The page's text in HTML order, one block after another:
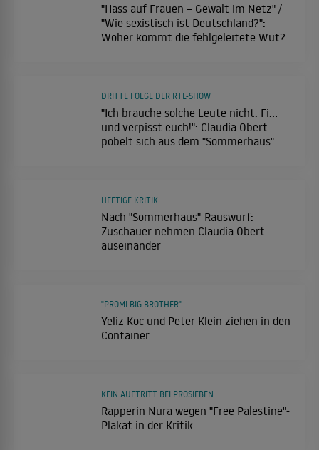
"Hass auf Frauen – Gewalt im Netz" /
"Wie sexistisch ist Deutschland?":
Woher kommt die fehlgeleitete Wut?
"Ich brauche solche Leute nicht. Fi...
und verpisst euch!": Claudia Obert
pöbelt sich aus dem "Sommerhaus"
DRITTE FOLGE DER RTL-SHOW
Nach "Sommerhaus"-Rauswurf:
Zuschauer nehmen Claudia Obert
auseinander
HEFTIGE KRITIK
Yeliz Koc und Peter Klein ziehen in den
Container
"PROMI BIG BROTHER"
Rapperin Nura wegen "Free Palestine"-
Plakat in der Kritik
KEIN AUFTRITT BEI PROSIEBEN